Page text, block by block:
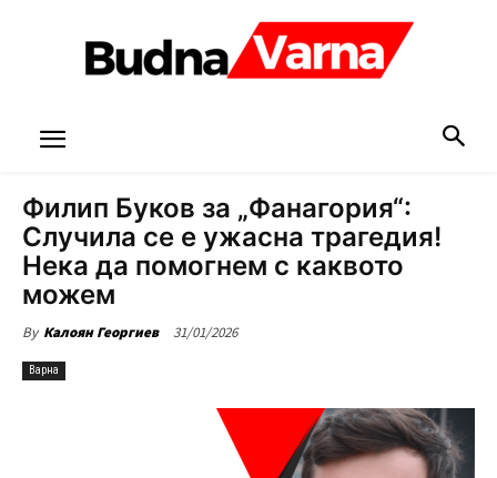
Филип Буков за „Фанагория“:
Случила се е ужасна трагедия!
Нека да помогнем с каквото
можем
By Калоян Георгиев 31/01/2026
Варна